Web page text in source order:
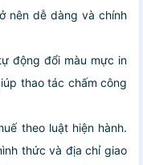
nên dễ dàng và chính
động đổi màu mực in
thao tác chấm công
theo luật hiện hành.
thức và địa chỉ giao